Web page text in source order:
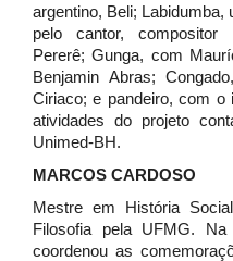
argentino, Beli;
pelo cantor, compositor
Pererê; Gunga, com
Benjamin Abras;
Ciriaco; e pandeiro, com o
atividades do projeto
Unimed-BH.
MARCOS CARDOSO
Mestre em História
Filosofia pela UFMG.
coordenou as